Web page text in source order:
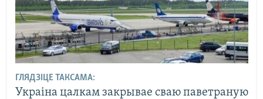
ГЛЯДЗІЦЕ ТАКСАМА:
Украіна цалкам закрывае сваю паветраную